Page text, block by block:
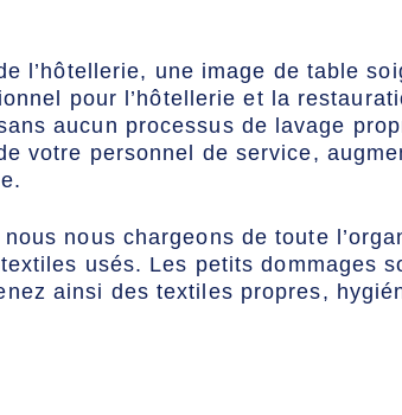
l’hôtellerie, une image de table
pour l’hôtellerie et la
aucun processus de lavage
votre personnel de service,
nous chargeons de toute
usés. Les petits dommages
ainsi des textiles propres,